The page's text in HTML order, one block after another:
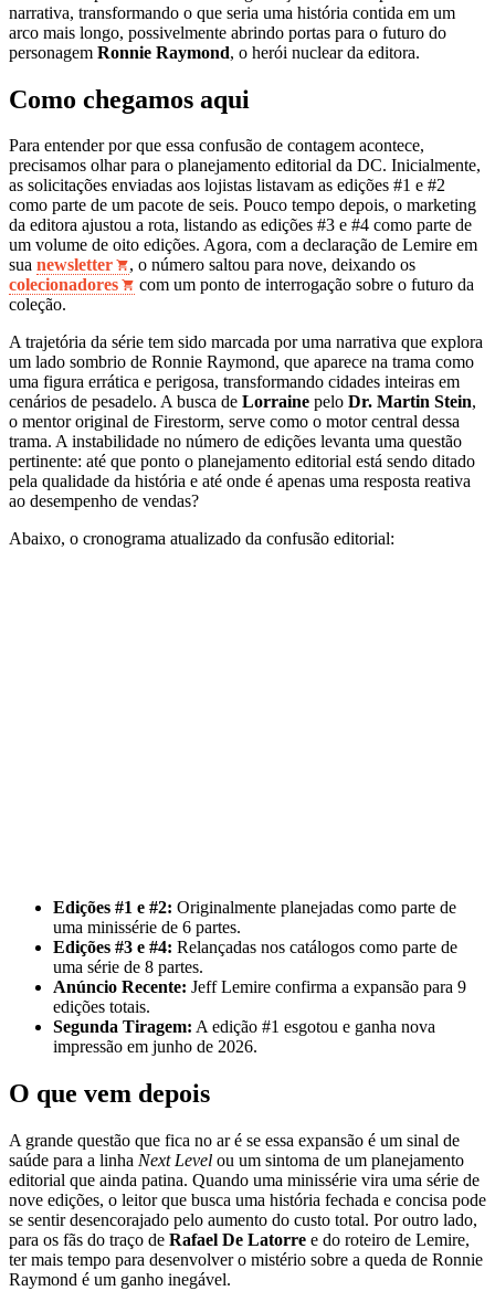
narrativa, transformando o que seria uma história contida em um
arco mais longo, possivelmente abrindo portas para o futuro do
personagem Ronnie Raymond, o herói nuclear da editora.
Como chegamos aqui
Para entender por que essa confusão de contagem acontece,
precisamos olhar para o planejamento editorial da DC. Inicialmente,
as solicitações enviadas aos lojistas listavam as edições #1 e #2
como parte de um pacote de seis. Pouco tempo depois, o marketing
da editora ajustou a rota, listando as edições #3 e #4 como parte de
um volume de oito edições. Agora, com a declaração de Lemire em
sua newsletter
, o número saltou para nove, deixando os
colecionadores
com um ponto de interrogação sobre o futuro da
coleção.
A trajetória da série tem sido marcada por uma narrativa que explora
um lado sombrio de Ronnie Raymond, que aparece na trama como
uma figura errática e perigosa, transformando cidades inteiras em
cenários de pesadelo. A busca de Lorraine pelo Dr. Martin Stein,
o mentor original de Firestorm, serve como o motor central dessa
trama. A instabilidade no número de edições levanta uma questão
pertinente: até que ponto o planejamento editorial está sendo ditado
pela qualidade da história e até onde é apenas uma resposta reativa
ao desempenho de vendas?
Abaixo, o cronograma atualizado da confusão editorial:
Edições #1 e #2: Originalmente planejadas como parte de
uma minissérie de 6 partes.
Edições #3 e #4: Relançadas nos catálogos como parte de
uma série de 8 partes.
Anúncio Recente: Jeff Lemire confirma a expansão para 9
edições totais.
Segunda Tiragem: A edição #1 esgotou e ganha nova
impressão em junho de 2026.
O que vem depois
A grande questão que fica no ar é se essa expansão é um sinal de
saúde para a linha Next Level ou um sintoma de um planejamento
editorial que ainda patina. Quando uma minissérie vira uma série de
nove edições, o leitor que busca uma história fechada e concisa pode
se sentir desencorajado pelo aumento do custo total. Por outro lado,
para os fãs do traço de Rafael De Latorre e do roteiro de Lemire,
ter mais tempo para desenvolver o mistério sobre a queda de Ronnie
Raymond é um ganho inegável.